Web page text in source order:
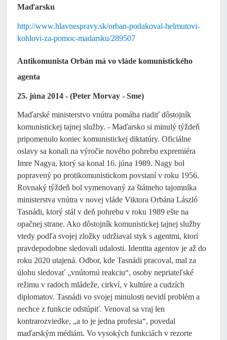
Maďarsku
http://www.hlavnespravy.sk/orban-podakoval-helmutovi-
kohlovi-za-pomoc-madarsku/289507
Antikomunista Orbán má vo vláde komunistického
agenta
25. júna 2014 - (Peter Morvay - Sme)
Maďarské ministerstvo vnútra pomáha riadiť dôstojník
komunistickej tajnej služby. - Maďarsko si minulý týždeň
pripomenulo koniec komunistickej diktatúry. Oficiálne
oslavy sa konali na výročie nového pohrebu expremiéra
Imre Nagya, ktorý sa konal 16. júna 1989. Nagy bol
popravený po protikomunistickom povstaní v roku 1956.
Rovnaký týždeň bol vymenovaný za štátneho tajomníka
ministerstva vnútra v novej vláde Viktora Orbána László
Tasnádi, ktorý stál v deň pohrebu v roku 1989 ešte na
opačnej strane. Ako dôstojník komunistickej tajnej služby
vtedy podľa svojej zložky udržiaval styk s agentmi, ktorí
pravdepodobne sledovali udalosti. Identita agentov je až do
roku 2020 utajená. Odbor, kde Tasnádi pracoval, mal za
úlohu sledovať „vnútornú reakciu“, osoby nepriateľské
režimu v radoch mládeže, cirkví, v kultúre a cudzích
diplomatov. Tasnádi vo svojej minulosti nevidí problém a
nechce z funkcie odstúpiť. Venoval sa vraj len
kontrarozviedke, „a to je jedna profesia“, povedal
maďarským médiám. Vo vysokých funkciách v rezorte